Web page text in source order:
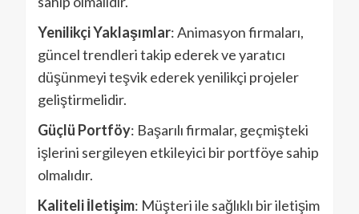
Yenilikçi Yaklaşımlar: Animasyon firmaları,
güncel trendleri takip ederek ve yaratıcı
düşünmeyi teşvik ederek yenilikçi projeler
geliştirmelidir.
Güçlü Portföy: Başarılı firmalar, geçmişteki
işlerini sergileyen etkileyici bir portföye sahip
olmalıdır.
Kaliteli İletişim: Müşteri ile sağlıklı bir iletişim